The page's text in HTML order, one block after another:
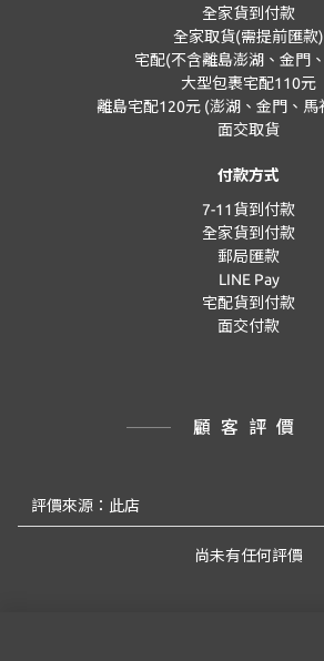
全家貨到付款
全家取貨(需提前匯款)
宅配(不含離島澎湖、金門
大型包裹宅配110元
離島宅配120元 (澎湖、金門、馬
面交取貨
付款方式
7-11貨到付款
全家貨到付款
郵局匯款
LINE Pay
宅配貨到付款
面交付款
顧客評價
尚未有任何評價